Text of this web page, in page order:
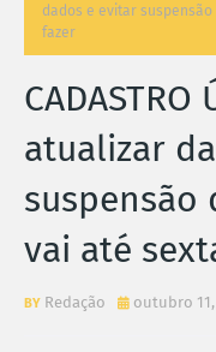
dados e evitar
fazer
atualizar
suspensão
vai até
Redação outubro 11,